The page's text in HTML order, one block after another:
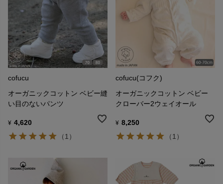
cofucu
オーガニックコットン ベビー縫
い目のないパンツ
¥ 4,620
（1）
cofucu(コフク)
オーガニックコットン ベビー
クローバー2ウェイオール
¥ 8,250
（1）